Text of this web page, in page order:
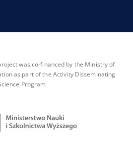
was co-financed by the Ministry of
as part of the Activity Disseminating
Program